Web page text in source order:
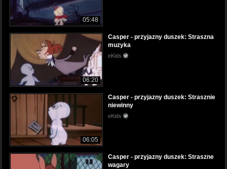
05:48
06:20
Casper - przyjazny duszek: Straszna
muzyka
eKids
06:05
Casper - przyjazny duszek: Strasznie
niewinny
eKids
Casper - przyjazny duszek: Straszne
wagary